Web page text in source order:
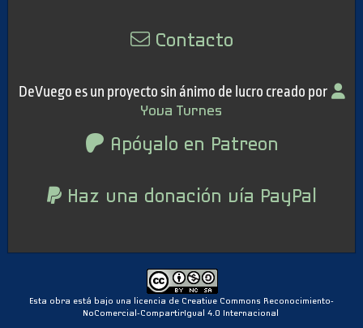
Contacto
DeVuego es un proyecto sin ánimo de lucro creado por
Yova Turnes
Apóyalo en Patreon
Haz una donación vía PayPal
Esta obra está bajo una licencia de Creative Commons Reconocimiento-
NoComercial-CompartirIgual 4.0 Internacional